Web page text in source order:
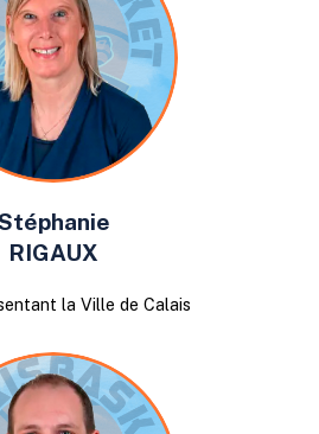
RIGAUX
la Ville de Calais